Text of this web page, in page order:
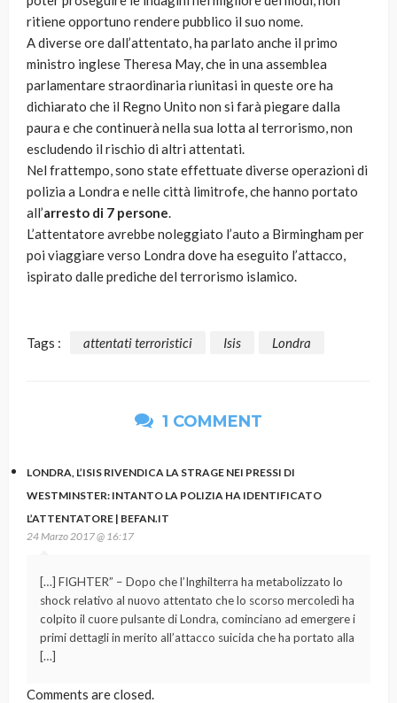
ritiene opportuno rendere pubblico il suo nome.
A diverse ore dall’attentato, ha parlato anche il primo
ministro inglese Theresa May, che in una assemblea
parlamentare straordinaria riunitasi in queste ore ha
dichiarato che il Regno Unito non si farà piegare dalla
paura e che continuerà nella sua lotta al terrorismo, non
escludendo il rischio di altri attentati.
Nel frattempo, sono state effettuate diverse operazioni di
polizia a Londra e nelle città limitrofe, che hanno portato
all’arresto di 7 persone.
L’attentatore avrebbe noleggiato l’auto a Birmingham per
poi viaggiare verso Londra dove ha eseguito l’attacco,
ispirato dalle prediche del terrorismo islamico.
Tags : attentati terroristici Isis Londra
1 COMMENT
LONDRA, L’ISIS RIVENDICA LA STRAGE NEI PRESSI DI
WESTMINSTER: INTANTO LA POLIZIA HA IDENTIFICATO
L’ATTENTATORE | BEFAN.IT
24 Marzo 2017 @ 16:17
[…] FIGHTER” – Dopo che l’Inghilterra ha metabolizzato lo
shock relativo al nuovo attentato che lo scorso mercoledì ha
colpito il cuore pulsante di Londra, cominciano ad emergere i
primi dettagli in merito all’attacco suicida che ha portato alla
[…]
Comments are closed.